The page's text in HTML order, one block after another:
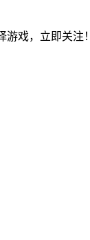
游戏，立即关注！